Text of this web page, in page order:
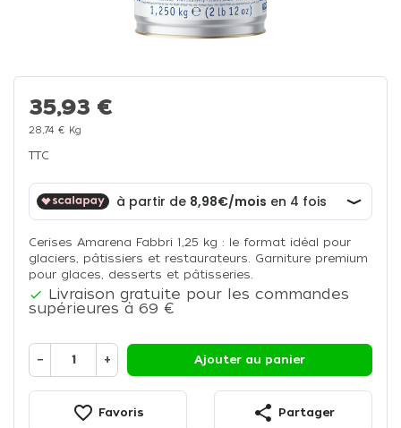
35,93 €
28,74 € Kg
TTC
Cerises Amarena Fabbri 1,25 kg : le format idéal pour
glaciers, pâtissiers et restaurateurs. Garniture premium
pour glaces, desserts et pâtisseries.
 Livraison gratuite pour les commandes
supérieures à 69 €
− + Ajouter au panier
favorite_border Favoris share Partager